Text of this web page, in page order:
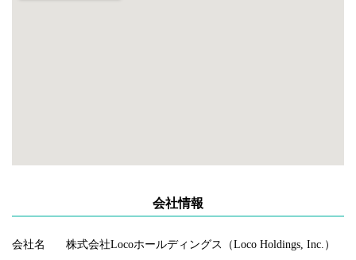
会社情報
会社名
株式会社Locoホールディングス（Loco Holdings, Inc.）